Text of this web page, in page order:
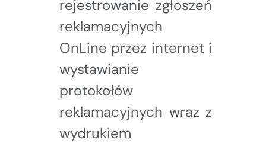
rejestrowanie zgłoszeń
reklamacyjnych
OnLine przez internet i
wystawianie
protokołów
reklamacyjnych wraz z
wydrukiem